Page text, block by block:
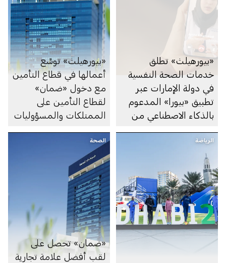
«بيورهيلث» تطلق
خدمات الصحة النفسية
في دولة الإمارات عبر
تطبيق «بيورا» المدعوم
بالذكاء الاصطناعي من
«بيورهيلث» توسِّع
أعمالها في قطاع التأمين
مع دخول «ضمان»
لقطاع التأمين على
الممتلكات والمسؤوليات
الرياضة الصحة
«ضمان» تحصل على
لقب أفضل علامة تجارية